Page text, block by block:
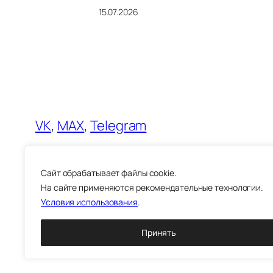
Cайт обрабатывает файлы cookie.
На сайте применяются рекомендательные технологии.
Условия использования.
Принять
15.07.2026
VK, MAX,Telegram